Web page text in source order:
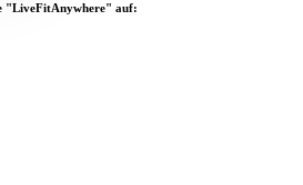
"LiveFitAnywhere" auf: